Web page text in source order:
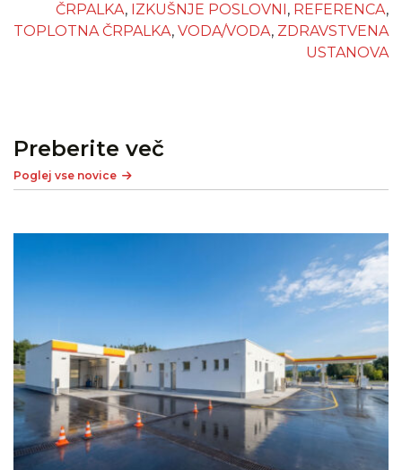
ČRPALKA, IZKUŠNJE POSLOVNI , REFERENCA,
TOPLOTNA ČRPALKA, VODA/VODA, ZDRAVSTVENA
USTANOVA
Preberite več
Poglej vse novice